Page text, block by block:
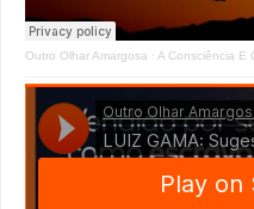
Outro Olhar Amargosa · A Consciência E